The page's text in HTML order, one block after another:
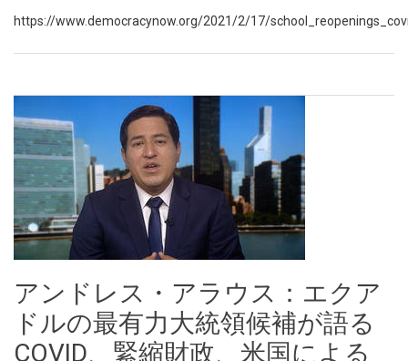
https://www.democracynow.org/2021/2/17/
アンドレス・アラウス：エクア
ドルの最有力大統領候補が語る
COVID、緊縮財政、米国による